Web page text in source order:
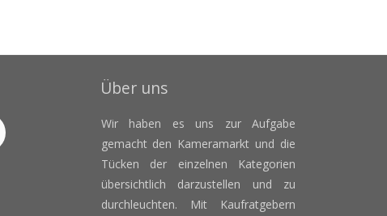
Über uns
Wir haben es uns zur Aufgabe
gemacht den Kameramarkt und die
Tücken der einzelnen Kategorien
übersichtlich darzustellen und zu
durchleuchten. Mit Kaufratgebern